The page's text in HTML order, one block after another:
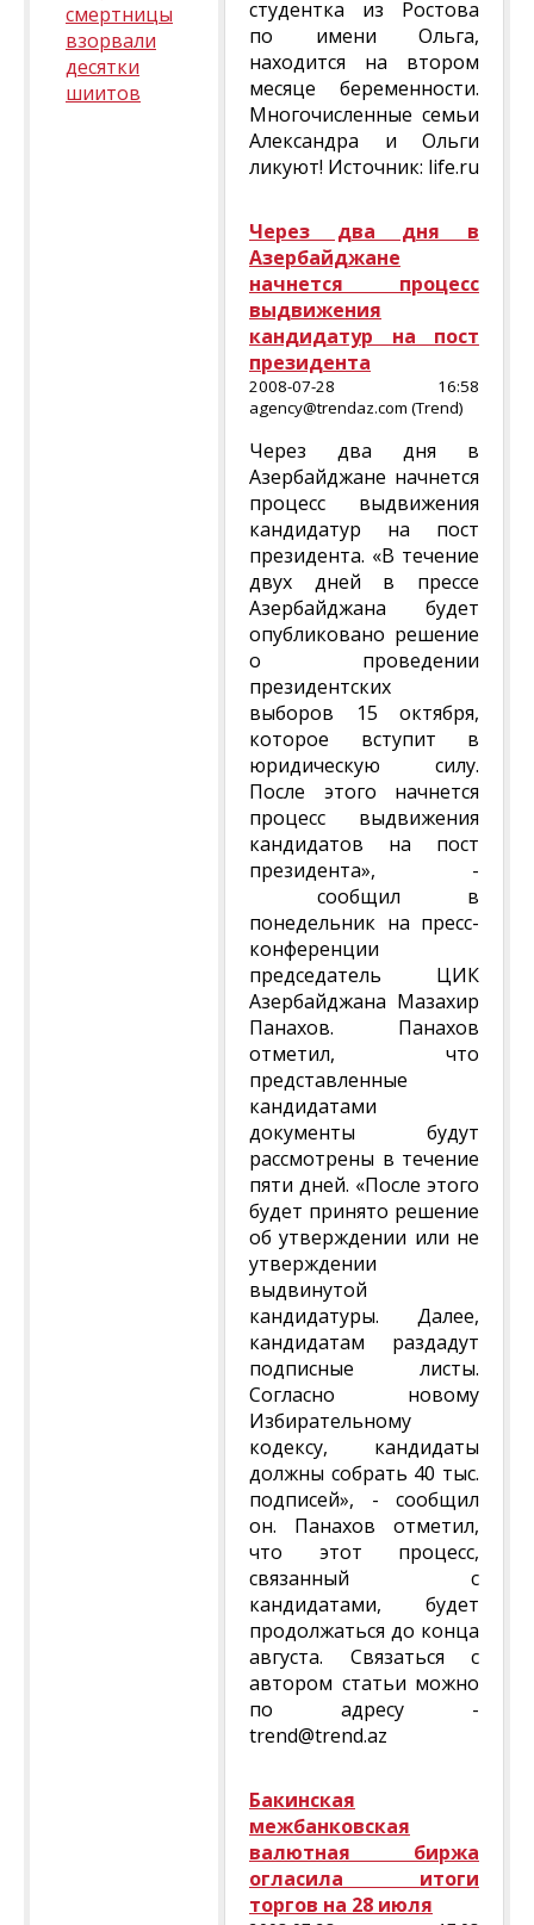
смертницы
взорвали
десятки
шиитов
студентка из Ростова
по имени Ольга,
находится на втором
месяце беременности.
Многочисленные семьи
Александра и Ольги
ликуют! Источник: life.ru
Через два дня в
Азербайджане
начнется процесс
выдвижения
кандидатур на пост
президента
2008-07-28 16:58
agency@trendaz.com (Trend)
Через два дня в
Азербайджане начнется
процесс выдвижения
кандидатур на пост
президента. «В течение
двух дней в прессе
Азербайджана будет
опубликовано решение
о проведении
президентских
выборов 15 октября,
которое вступит в
юридическую силу.
После этого начнется
процесс выдвижения
кандидатов на пост
президента», -
сообщил в
понедельник на пресс-
конференции
председатель ЦИК
Азербайджана Мазахир
Панахов. Панахов
отметил, что
представленные
кандидатами
документы будут
рассмотрены в течение
пяти дней. «После этого
будет принято решение
об утверждении или не
утверждении
выдвинутой
кандидатуры. Далее,
кандидатам раздадут
подписные листы.
Согласно новому
Избирательному
кодексу, кандидаты
должны собрать 40 тыс.
подписей», - сообщил
он. Панахов отметил,
что этот процесс,
связанный с
кандидатами, будет
продолжаться до конца
августа. Связаться с
автором статьи можно
по адресу -
trend@trend.az
Бакинская
межбанковская
валютная биржа
огласила итоги
торгов на 28 июля